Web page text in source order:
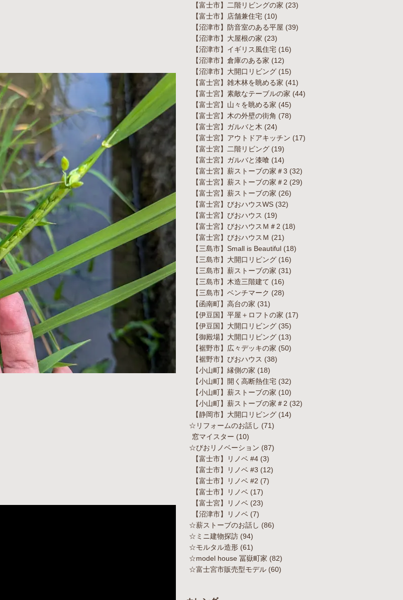
【富士市】二階リビングの家 (23)
【富士市】店舗兼住宅 (10)
【沼津市】防音室のある平屋 (39)
【沼津市】大屋根の家 (23)
【沼津市】イギリス風住宅 (16)
【沼津市】倉庫のある家 (12)
【沼津市】大開口リビング (15)
【富士宮】雑木林を眺める家 (41)
【富士宮】素敵なテーブルの家 (44)
【富士宮】山々を眺める家 (45)
【富士宮】木の外壁の街角 (78)
【富士宮】ガルバと木 (24)
【富士宮】アウトドアキッチン (17)
【富士宮】二階リビング (19)
【富士宮】ガルバと漆喰 (14)
【富士宮】薪ストーブの家＃3 (32)
【富士宮】薪ストーブの家＃2 (29)
【富士宮】薪ストーブの家 (26)
【富士宮】びおハウスWS (32)
【富士宮】びおハウス (19)
【富士宮】びおハウスＭ＃2 (18)
【富士宮】びおハウスＭ (21)
【三島市】Small is Beautiful (18)
【三島市】大開口リビング (16)
【三島市】薪ストーブの家 (31)
【三島市】木造三階建て (16)
【三島市】ベンチマーク (28)
【函南町】高台の家 (31)
【伊豆国】平屋＋ロフトの家 (17)
【伊豆国】大開口リビング (35)
【御殿場】大開口リビング (13)
【裾野市】広々デッキの家 (50)
【裾野市】びおハウス (38)
【小山町】縁側の家 (18)
【小山町】開く高断熱住宅 (32)
【小山町】薪ストーブの家 (10)
【小山町】薪ストーブの家＃2 (32)
【静岡市】大開口リビング (14)
☆リフォームのお話し (71)
窓マイスター (10)
☆びおリノベーション (87)
【富士市】リノベ #4 (3)
【富士市】リノベ #3 (12)
【富士市】リノベ #2 (7)
【富士市】リノベ (17)
【富士宮】リノベ (23)
【沼津市】リノベ (7)
☆薪ストーブのお話し (86)
☆ミニ建物探訪 (94)
☆モルタル造形 (61)
☆model house 冨嶽町家 (82)
☆富士宮市販売型モデル (60)